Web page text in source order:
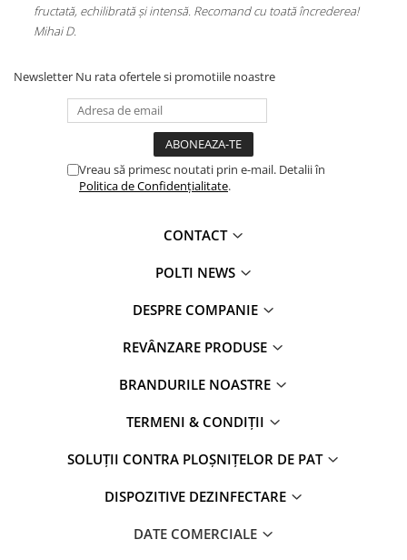
fructată, echilibrată și intensă. Recomand cu toată încrederea!
Mihai D.
Newsletter Nu rata ofertele si promotiile noastre
Vreau să primesc noutati prin e-mail. Detalii în
Politica de Confidențialitate.
CONTACT
POLTI NEWS
DESPRE COMPANIE
REVÂNZARE PRODUSE
BRANDURILE NOASTRE
TERMENI & CONDIȚII
SOLUȚII CONTRA PLOȘNIȚELOR DE PAT
DISPOZITIVE DEZINFECTARE
DATE COMERCIALE